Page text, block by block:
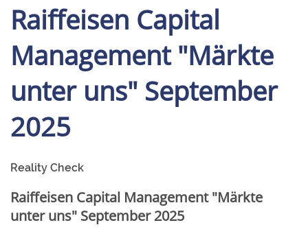
Raiffeisen Capital
Management "Märkte
unter uns" September
2025
Reality Check
Raiffeisen Capital Management "Märkte
unter uns" September 2025